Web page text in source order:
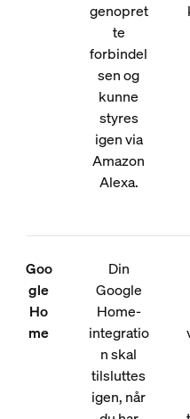
genopret
te
forbindel
sen og
kunne
styres
igen via
Amazon
Alexa.
Goo
gle
Ho
me
Din
Google
Home-
integratio
n skal
tilsluttes
igen, når